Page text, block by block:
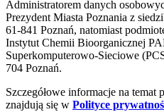
Administratorem danych
Prezydent Miasta Poznania z
61-841 Poznań, natomiast
Instytut Chemii Bioorganicznej
Superkomputerowo-Sieciowe
704 Poznań.
Szczegółowe informacje na
znajdują się w Polityce